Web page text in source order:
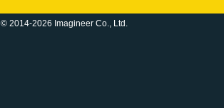
© 2014-2026 Imagineer Co., Ltd.